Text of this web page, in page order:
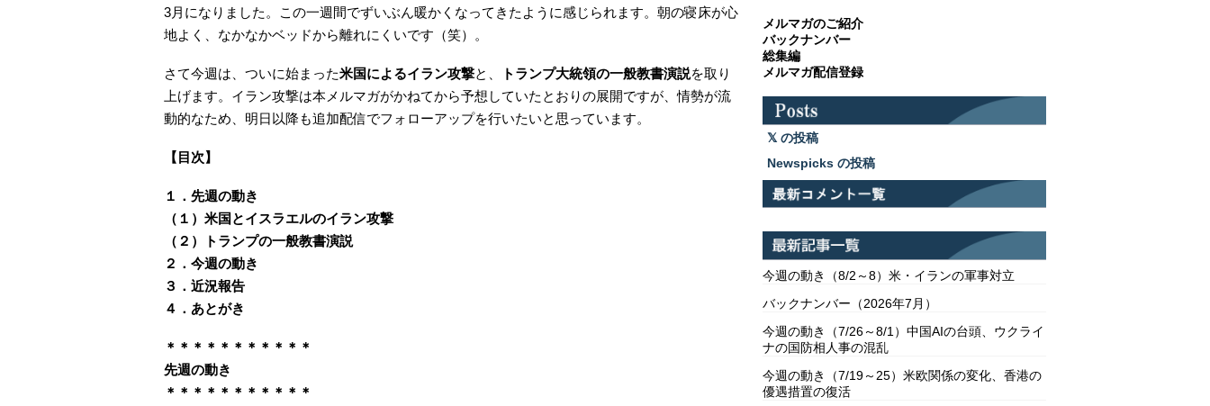
3月になりました。この一週間でずいぶん暖かくなってきたように感じられます。朝の寝床が心
地よく、なかなかベッドから離れにくいです（笑）。
さて今週は、ついに始まった米国によるイラン攻撃と、 トランプ大統領の一般教書演説を取り
上げます。イラン攻撃は本メルマガがかねてから予想していたとおりの展開ですが、情勢が流
動的なため、明日以降も追加配信でフォローアップを行いたいと思っています。
【目次】
１．先週の動き
（１）米国とイスラエルのイラン攻撃
（２）トランプの一般教書演説
２．今週の動き
３．近況報告
４．あとがき
＊＊＊＊＊＊＊＊＊＊＊
先週の動き
＊＊＊＊＊＊＊＊＊＊＊
メルマガのご紹介
バックナンバー
総集編
メルマガ配信登録
の投稿
Newspicks の投稿
今週の動き（8/2～8）米・イランの軍事対立
バックナンバー（2026年7月）
今週の動き（7/26～8/1）中国AIの台頭、ウクライ
ナの国防相人事の混乱
今週の動き（7/19～25）米欧関係の変化、香港の
優遇措置の復活